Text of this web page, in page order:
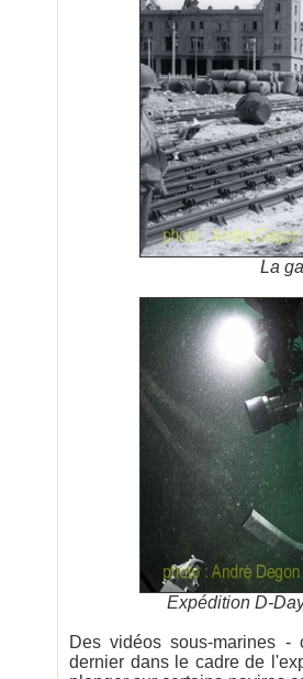
La
Expédition D-
Des vidéos sous-marines
dernier dans le cadre de